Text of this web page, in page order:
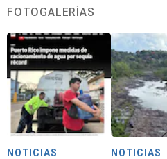
FOTOGALERÍAS
NOTICIAS NOTICIAS